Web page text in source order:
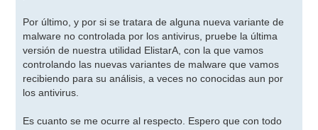
Por último, y por si se tratara de alguna nueva variante de
malware no controlada por los antivirus, pruebe la última
versión de nuestra utilidad ElistarA, con la que vamos
controlando las nuevas variantes de malware que vamos
recibiendo para su análisis, a veces no conocidas aun por
los antivirus.
Es cuanto se me ocurre al respecto. Espero que con todo